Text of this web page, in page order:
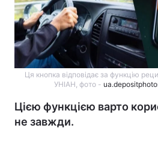
Ця кнопка відповідає за функцію
УНІАН, фото -
Цією функцією варто
не завжди.